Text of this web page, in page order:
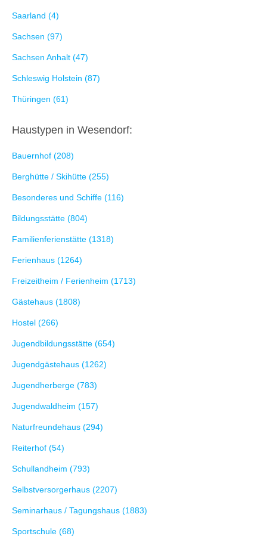
Saarland (4)
Sachsen (97)
Sachsen Anhalt (47)
Schleswig Holstein (87)
Thüringen (61)
Haustypen in Wesendorf:
Bauernhof (208)
Berghütte / Skihütte (255)
Besonderes und Schiffe (116)
Bildungsstätte (804)
Familienferienstätte (1318)
Ferienhaus (1264)
Freizeitheim / Ferienheim (1713)
Gästehaus (1808)
Hostel (266)
Jugendbildungsstätte (654)
Jugendgästehaus (1262)
Jugendherberge (783)
Jugendwaldheim (157)
Naturfreundehaus (294)
Reiterhof (54)
Schullandheim (793)
Selbstversorgerhaus (2207)
Seminarhaus / Tagungshaus (1883)
Sportschule (68)